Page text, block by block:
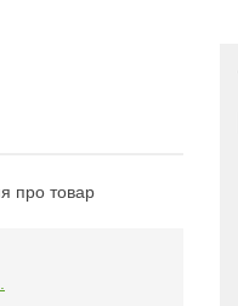
про товар